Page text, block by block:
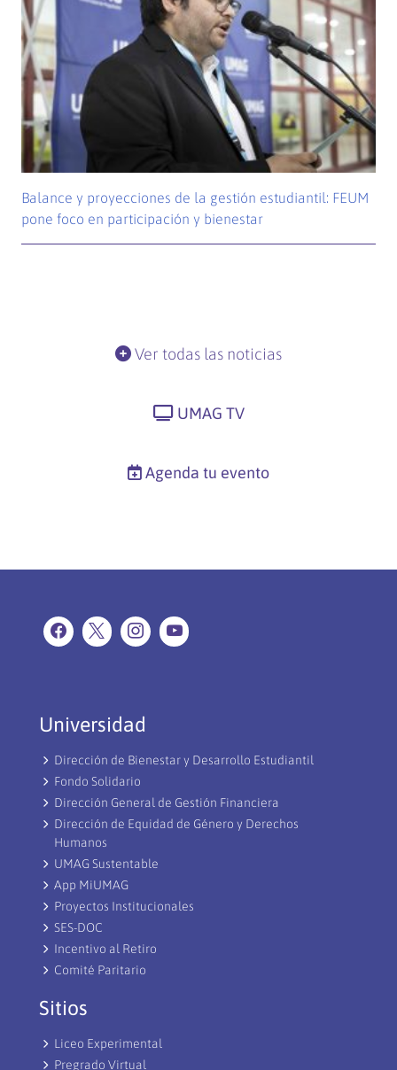
Balance y proyecciones de la gestión estudiantil: FEUM
pone foco en participación y bienestar
Ver todas las noticias
UMAG TV
Agenda tu evento
Universidad
Dirección de Bienestar y Desarrollo Estudiantil
Fondo Solidario
Dirección General de Gestión Financiera
Dirección de Equidad de Género y Derechos
Humanos
UMAG Sustentable
App MiUMAG
Proyectos Institucionales
SES-DOC
Incentivo al Retiro
Comité Paritario
Sitios
Liceo Experimental
Pregrado Virtual